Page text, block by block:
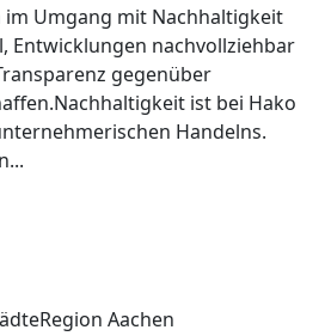
Umgang mit Nachhaltigkeit
Entwicklungen nachvollziehbar
gegenüber
ist bei Hako
Handelns.
Aachen